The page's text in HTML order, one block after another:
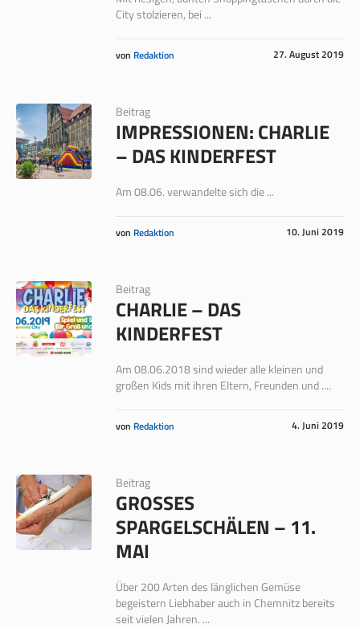
City stolzieren, bei ...
27. August 2019
von Redaktion
Beitrag
IMPRESSIONEN: CHARLIE
– DAS KINDERFEST
Am 08.06. verwandelte sich die ...
10. Juni 2019
von Redaktion
Beitrag
CHARLIE – DAS
KINDERFEST
Am 08.06.2018 sind wieder alle kleinen und
großen Kids mit ihren Eltern, Freunden und ....
4. Juni 2019
von Redaktion
Beitrag
GROSSES S
PARGELSCHÄLEN – 11. M
AI
Über 200 Arten des länglichen Gemüse
begeistern Liebhaber auch in Chemnitz bereits
seit vielen Jahren. ...